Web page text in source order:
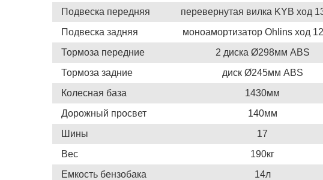
Подвеска передняя
Подвеска задняя
Тормоза передние
Тормоза задние
Колесная база
Дорожный просвет
Шины
Вес
Емкость бензобака
перевернутая вилка KYB ход
моноамортизатор Ohlins ход
2 диска Ø298мм ABS
диск Ø245мм ABS
1430мм
140мм
17
190кг
14л